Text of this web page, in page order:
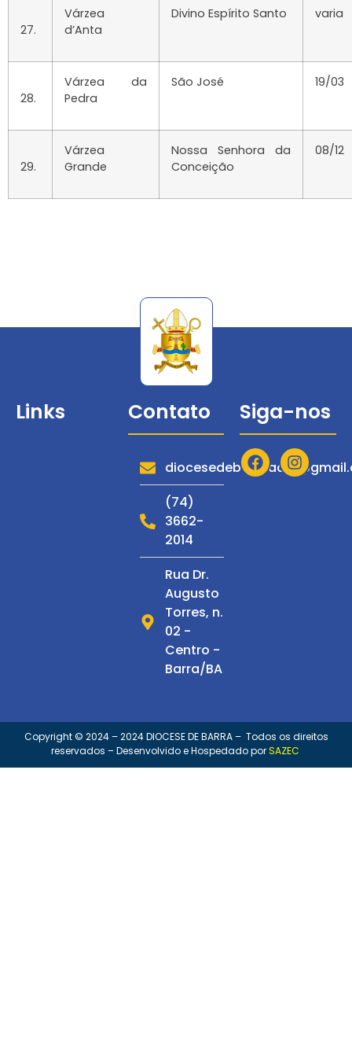
27.
Várzea
d’Anta
Divino Espírito Santo varia
28.
Várzea da
Pedra
São José 19/03
29.
Várzea
Grande
Nossa Senhora da
Conceição
08/12
Links
Serviços
Notícias
Espiritualidade
Multimídia
Espiritualidade
S. Francisco
Contato
(74)
3662-
2014
Rua Dr.
Augusto
Torres, n.
02 -
Centro -
Barra/BA
Siga-nos
Copyright © 2024 – 2024 DIOCESE DE BARRA – Todos os direitos
reservados – Desenvolvido e Hospedado porSAZEC